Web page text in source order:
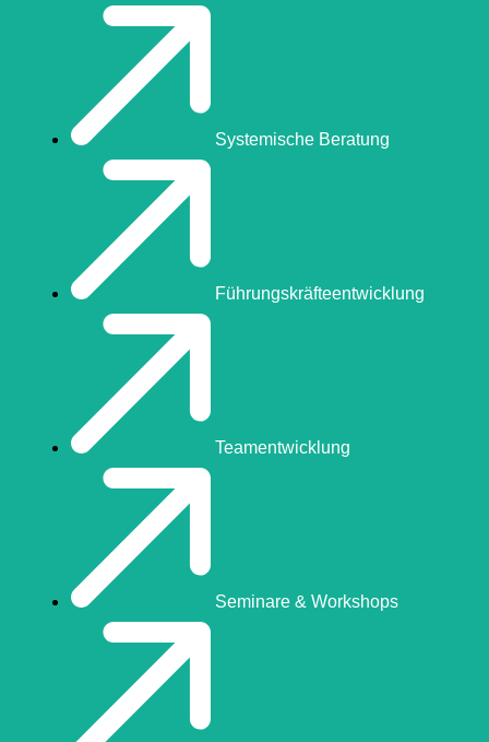
Systemische Beratung
Führungskräfteentwicklung
Teamentwicklung
Seminare & Workshops